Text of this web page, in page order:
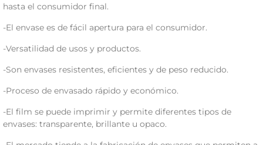
hasta el consumidor final.
-El envase es de fácil apertura para el consumidor.
-Versatilidad de usos y productos.
-Son envases resistentes, eficientes y de peso reducido.
-Proceso de envasado rápido y económico.
-El film se puede imprimir y permite diferentes tipos de
envases: transparente, brillante u opaco.